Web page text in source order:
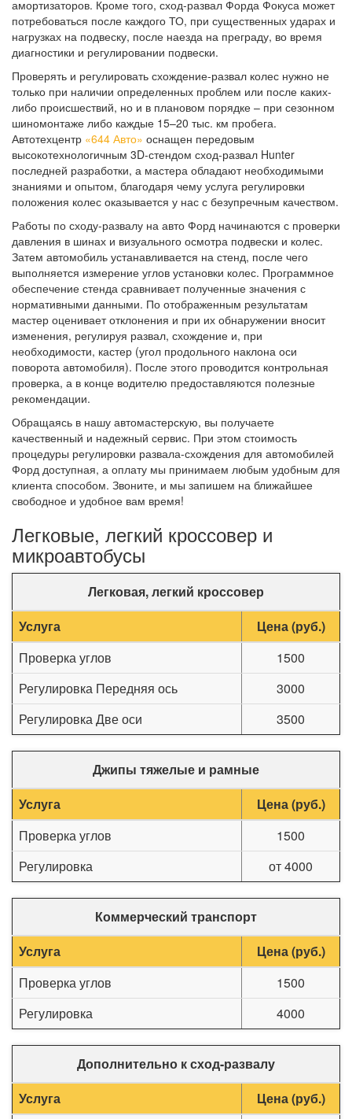
амортизаторов. Кроме того, сход-развал Форда Фокуса может
потребоваться после каждого ТО, при существенных ударах и
нагрузках на подвеску, после наезда на преграду, во время
диагностики и регулировании подвески.
Проверять и регулировать схождение-развал колес нужно не
только при наличии определенных проблем или после каких-
либо происшествий, но и в плановом порядке – при сезонном
шиномонтаже либо каждые 15–20 тыс. км пробега.
Автотехцентр «644 Авто» оснащен передовым
высокотехнологичным 3D-стендом сход-развал Hunter
последней разработки, а мастера обладают необходимыми
знаниями и опытом, благодаря чему услуга регулировки
положения колес оказывается у нас с безупречным качеством.
Работы по сходу-развалу на авто Форд начинаются с проверки
давления в шинах и визуального осмотра подвески и колес.
Затем автомобиль устанавливается на стенд, после чего
выполняется измерение углов установки колес. Программное
обеспечение стенда сравнивает полученные значения с
нормативными данными. По отображенным результатам
мастер оценивает отклонения и при их обнаружении вносит
изменения, регулируя развал, схождение и, при
необходимости, кастер (угол продольного наклона оси
поворота автомобиля). После этого проводится контрольная
проверка, а в конце водителю предоставляются полезные
рекомендации.
Обращаясь в нашу автомастерскую, вы получаете
качественный и надежный сервис. При этом стоимость
процедуры регулировки развала-схождения для автомобилей
Форд доступная, а оплату мы принимаем любым удобным для
клиента способом. Звоните, и мы запишем на ближайшее
свободное и удобное вам время!
Легковые, легкий кроссовер и
микроавтобусы
Легковая, легкий кроссовер
Услуга
Цена (руб.)
Проверка углов
1500
Регулировка Передняя ось
3000
Регулировка Две оси
3500
Джипы тяжелые и рамные
Услуга
Цена (руб.)
Проверка углов
1500
Регулировка
от 4000
Коммерческий транспорт
Услуга
Цена (руб.)
Проверка углов
1500
Регулировка
4000
Дополнительно к сход-развалу
Услуга
Цена (руб.)